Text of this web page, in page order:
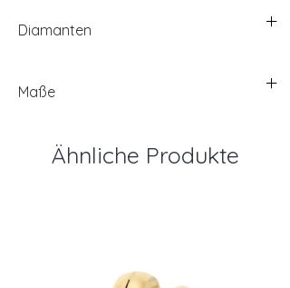
Diamanten
Maße
Ähnliche Produkte